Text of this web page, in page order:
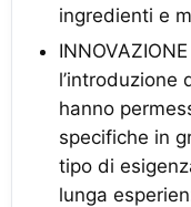
ingredienti e
l’introduzione
hanno
specifiche in
tipo di
lunga